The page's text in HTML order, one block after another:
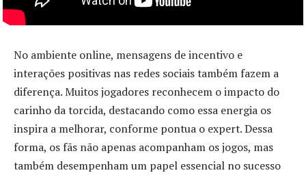
No ambiente online, mensagens de incentivo e
interações positivas nas redes sociais também fazem a
diferença. Muitos jogadores reconhecem o impacto do
carinho da torcida, destacando como essa energia os
inspira a melhorar, conforme pontua o expert. Dessa
forma, os fãs não apenas acompanham os jogos, mas
também desempenham um papel essencial no sucesso